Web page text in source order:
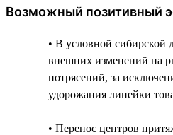
Возможный позитивный
• В условной сибирской
внешних изменений на
потрясений, за
удорожания линейки
• Перенос центров